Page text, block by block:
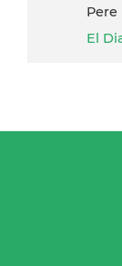
El